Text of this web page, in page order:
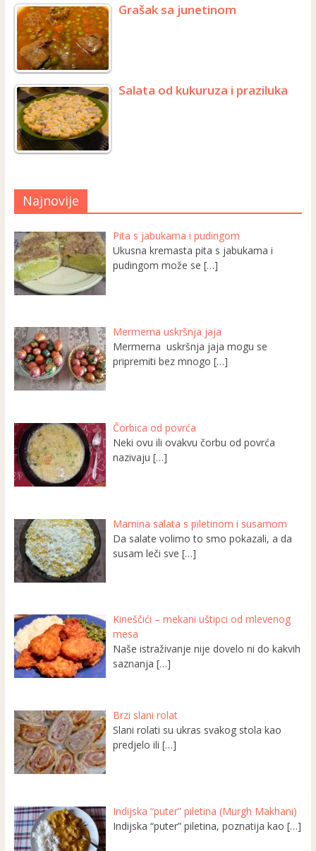
Grašak sa junetinom
Salata od kukuruza i praziluka
Najnovije
Pita s jabukama i pudingom
Ukusna kremasta pita s jabukama i
pudingom može se[…]
Mermerna uskršnja jaja
Mermerna uskršnja jaja mogu se
pripremiti bez mnogo[…]
Čorbica od povrća
Neki ovu ili ovakvu čorbu od povrća
nazivaju[…]
Mamina salata s piletinom i susamom
Da salate volimo to smo pokazali, a da
susam leči sve[…]
Kineščići – mekani uštipci od mlevenog
mesa
Naše istraživanje nije dovelo ni do kakvih
saznanja[…]
Brzi slani rolat
Slani rolati su ukras svakog stola kao
predjelo ili[…]
Indijska “puter” piletina (Murgh Makhani)
Indijska “puter” piletina, poznatija kao[…]